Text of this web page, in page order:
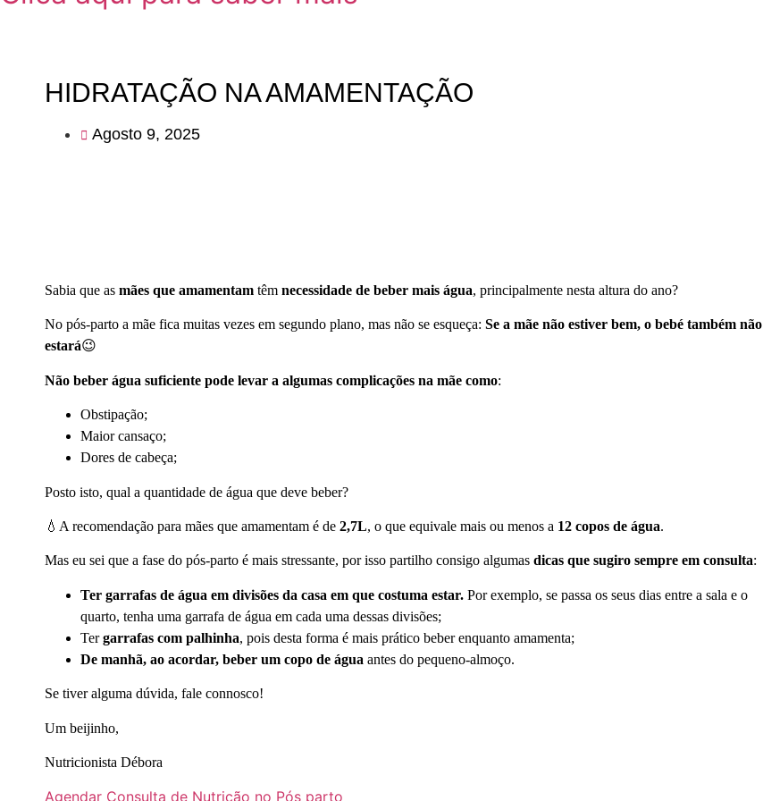
HIDRATAÇÃO NA AMAMENTAÇÃO
Agosto 9, 2025
Sabia que as mães que amamentam têm necessidade de beber mais água, principalmente nesta altura do ano?
No pós-parto a mãe fica muitas vezes em segundo plano, mas não se esqueça: Se a mãe não estiver bem, o bebé também não
estará😉
Não beber água suficiente pode levar a algumas complicações na mãe como:
Obstipação;
Maior cansaço;
Dores de cabeça;
Posto isto, qual a quantidade de água que deve beber?
💧A recomendação para mães que amamentam é de 2,7L, o que equivale mais ou menos a 12 copos de água.
Mas eu sei que a fase do pós-parto é mais stressante, por isso partilho consigo algumas dicas que sugiro sempre em consulta:
Ter garrafas de água em divisões da casa em que costuma estar. Por exemplo, se passa os seus dias entre a sala e o
quarto, tenha uma garrafa de água em cada uma dessas divisões;
Tergarrafas com palhinha, pois desta forma é mais prático beber enquanto amamenta;
De manhã, ao acordar, beber um copo de água antes do pequeno-almoço.
Se tiver alguma dúvida, fale connosco!
Um beijinho,
Nutricionista Débora
Agendar Consulta de Nutrição no Pós parto